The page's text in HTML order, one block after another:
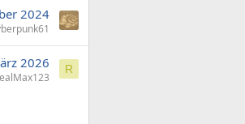
2024
2026 R